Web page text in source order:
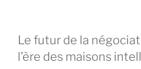
Le futur de la
l’ère des maisons